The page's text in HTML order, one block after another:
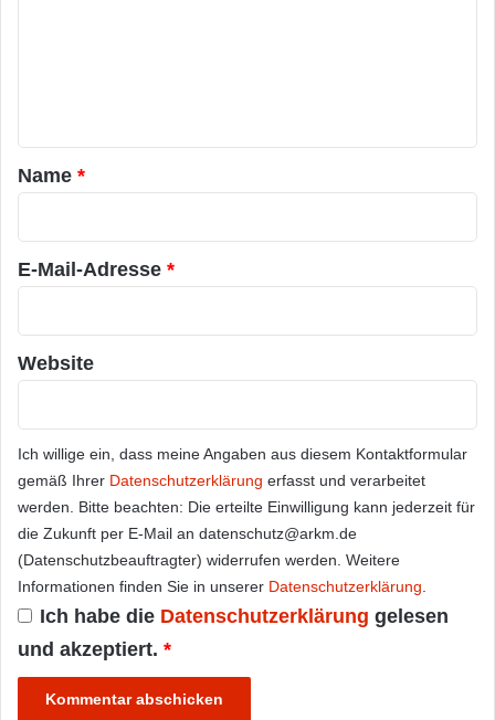
a
r
*
Name *
E-Mail-Adresse *
Website
Ich willige ein, dass meine Angaben aus diesem Kontaktformular
gemäß Ihrer Datenschutzerklärung erfasst und verarbeitet
werden. Bitte beachten: Die erteilte Einwilligung kann jederzeit für
die Zukunft per E-Mail an datenschutz@arkm.de
(Datenschutzbeauftragter) widerrufen werden. Weitere
Informationen finden Sie in unserer Datenschutzerklärung
Ich habe die Datenschutzerklärung gelesen
und akzeptiert. *